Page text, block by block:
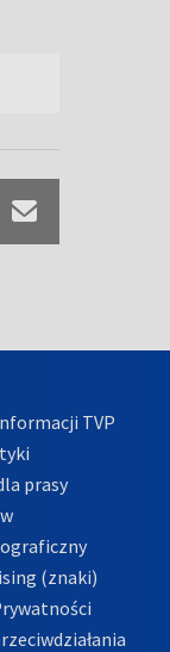
TVP
prasy
(znaki)